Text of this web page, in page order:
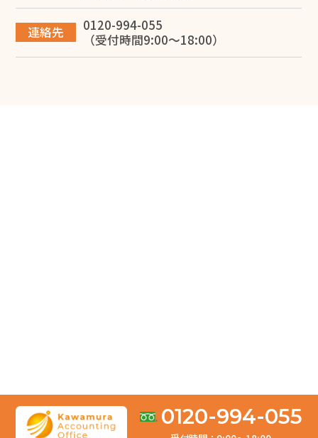
2026.06.10
専従者給与で節税する方法を堺市の税理士が解説
【所得税】修正申告の書き方ガイド！必要書類やペナル
ティを解説
連絡先
0120-994-055
（受付時間9:00～18:00）
0120-994-055